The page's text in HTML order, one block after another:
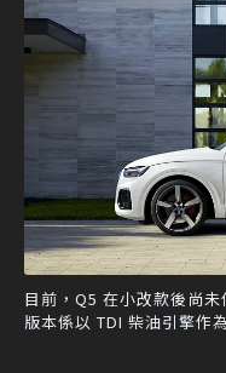
目前，Q5 在小改款後尚
版本係以 TDI 柴油引擎